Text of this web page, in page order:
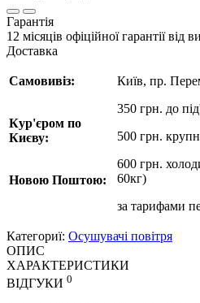
Гарантія
12 місяців офіційної гарантії від
Доставка
Самовивіз:
Кур'єром по
Києву:
Новою Поштою:
Київ, пр.
350 грн. до
500 грн.
600 грн.
60кг)
за тарифами
Категориї: Осушувачі повітря
ОПИС
ХАРАКТЕРИСТИКИ
ВІДГУКИ 0